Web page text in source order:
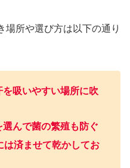
場所や選び方は以下の通り
吸いやすい場所に吹
んで菌の繁殖も防ぐ
は済ませて乾かしてお